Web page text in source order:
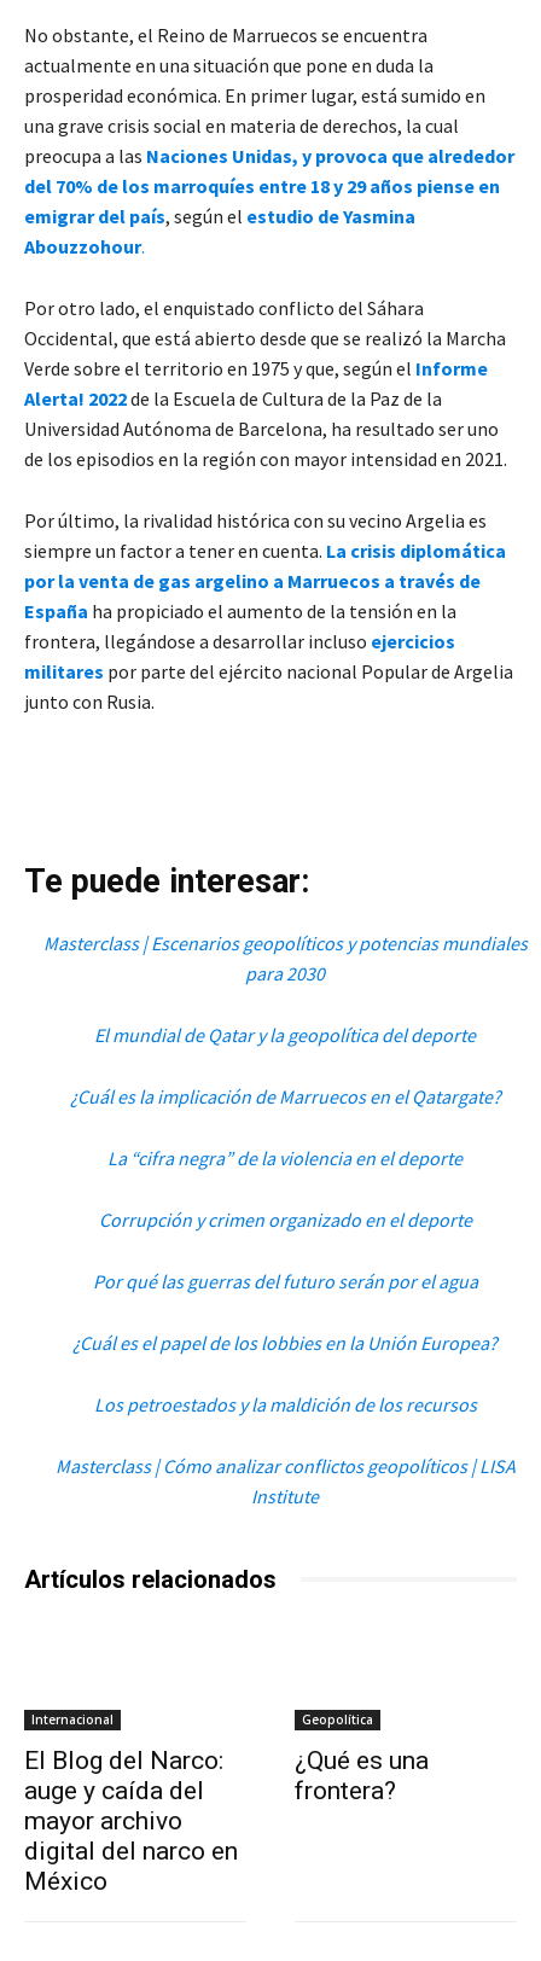
No obstante, el Reino de Marruecos se encuentra
actualmente en una situación que pone en duda la
prosperidad económica. En primer lugar, está sumido en
una grave crisis social en materia de derechos, la cual
preocupa a las Naciones Unidas, y provoca que alrededor
del 70% de los marroquíes entre 18 y 29 años piense en
emigrar del país, según el estudio de Yasmina
Abouzzohour.
Por otro lado, el enquistado conflicto del Sáhara
Occidental, que está abierto desde que se realizó la Marcha
Verde sobre el territorio en 1975 y que, según el Informe
Alerta! 2022de la Escuela de Cultura de la Paz de la
Universidad Autónoma de Barcelona, ha resultado ser uno
de los episodios en la región con mayor intensidad en 2021.
Por último, la rivalidad histórica con su vecino Argelia es
siempre un factor a tener en cuenta. La crisis diplomática
por la venta de gas argelino a Marruecos a través de
España ha propiciado el aumento de la tensión en la
frontera, llegándose a desarrollar incluso ejercicios
militares por parte del ejército nacional Popular de Argelia
junto con Rusia.
Te puede interesar:
Masterclass | Escenarios geopolíticos y potencias mundiales
para 2030
El mundial de Qatar y la geopolítica del deporte
¿Cuál es la implicación de Marruecos en el Qatargate?
La “cifra negra” de la violencia en el deporte
Corrupción y crimen organizado en el deporte
Por qué las guerras del futuro serán por el agua
¿Cuál es el papel de los lobbies en la Unión Europea?
Los petroestados y la maldición de los recursos
Masterclass | Cómo analizar conflictos geopolíticos | LISA
Institute
Artículos relacionados
Internacional
El Blog del Narco:
auge y caída del
mayor archivo
digital del narco en
México
Geopolítica
¿Qué es una
frontera?